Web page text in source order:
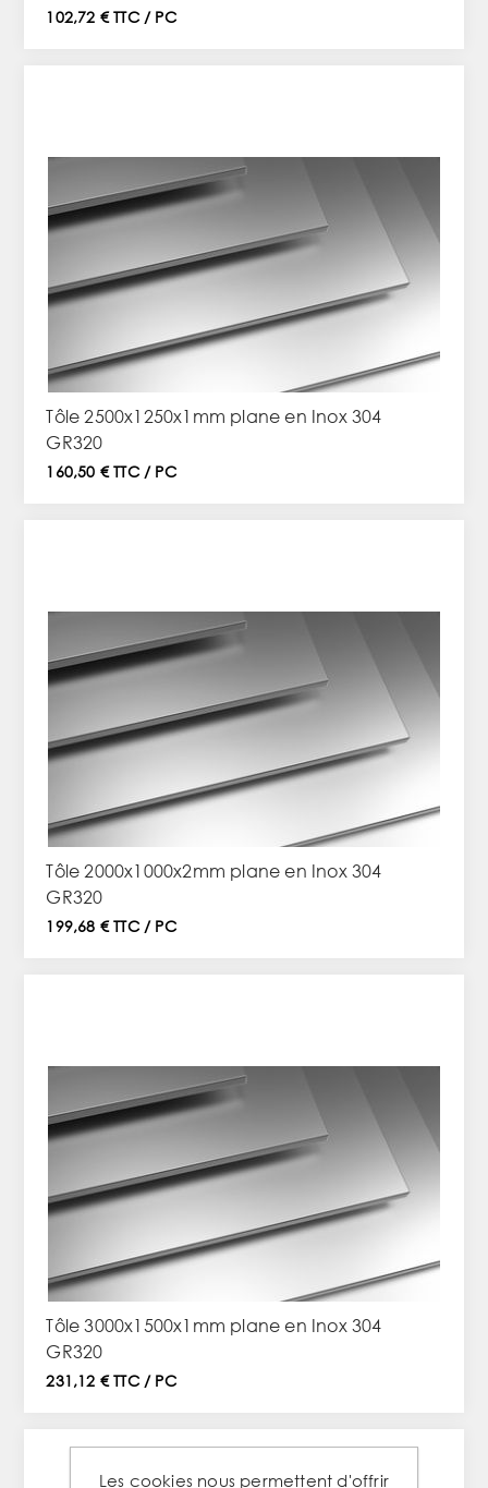
102,72 € TTC / PC
Tôle 2500x1250x1mm plane en Inox 304
GR320
160,50 € TTC / PC
Tôle 2000x1000x2mm plane en Inox 304
GR320
199,68 € TTC / PC
Tôle 3000x1500x1mm plane en Inox 304
GR320
231,12 € TTC / PC
Les cookies nous permettent d'offrir